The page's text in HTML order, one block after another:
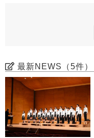
最新NEWS（5件）